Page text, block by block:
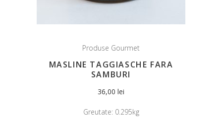
Produse Gourmet
MASLINE TAGGIASCHE FARA
SAMBURI
36,00 lei
Greutate: 0.295kg